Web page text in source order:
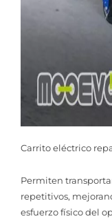
Carrito eléctrico
Permiten
repetitivos,
esfuerzo físico del